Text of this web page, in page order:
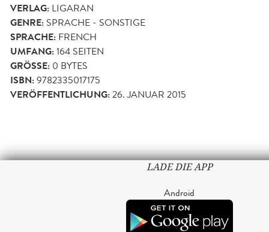
VERLAG: LIGARAN
GENRE: SPRACHE - SONSTIGE
SPRACHE: FRENCH
UMFANG:164 SEITEN
GRÖSSE: 0 BYTES
ISBN:9782335017175
VERÖFFENTLICHUNG:26. JANUAR 2015
LADE DIE APP
Android